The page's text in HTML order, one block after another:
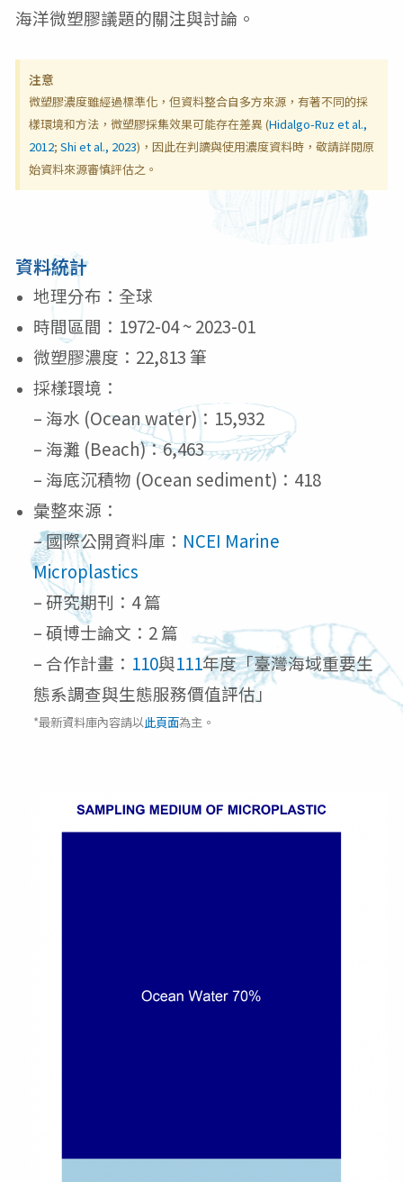
海洋微塑膠議題的關注與討論。
注意
微塑膠濃度雖經過標準化，但資料整合自多方來源，有著不同的採
樣環境和方法，微塑膠採集效果可能存在差異 (Hidalgo-Ruz et al.,
2012;Shi et al., 2023)，因此在判讀與使用濃度資料時，敬請詳閱原
始資料來源審慎評估之。
資料統計
地理分布：全球
時間區間：1972-04 ~ 2023-01
微塑膠濃度：22,813 筆
採樣環境：
– 海水 (Ocean water)：15,932
– 海灘 (Beach)：6,463
– 海底沉積物 (Ocean sediment)：418
彙整來源：
– 國際公開資料庫： NCEI Marine
Microplastics
– 研究期刊：4 篇
– 碩博士論文：2 篇
– 合作計畫： 110與111年度「臺灣海域重要生
態系調查與生態服務價值評估」
*最新資料庫內容請以此頁面為主。